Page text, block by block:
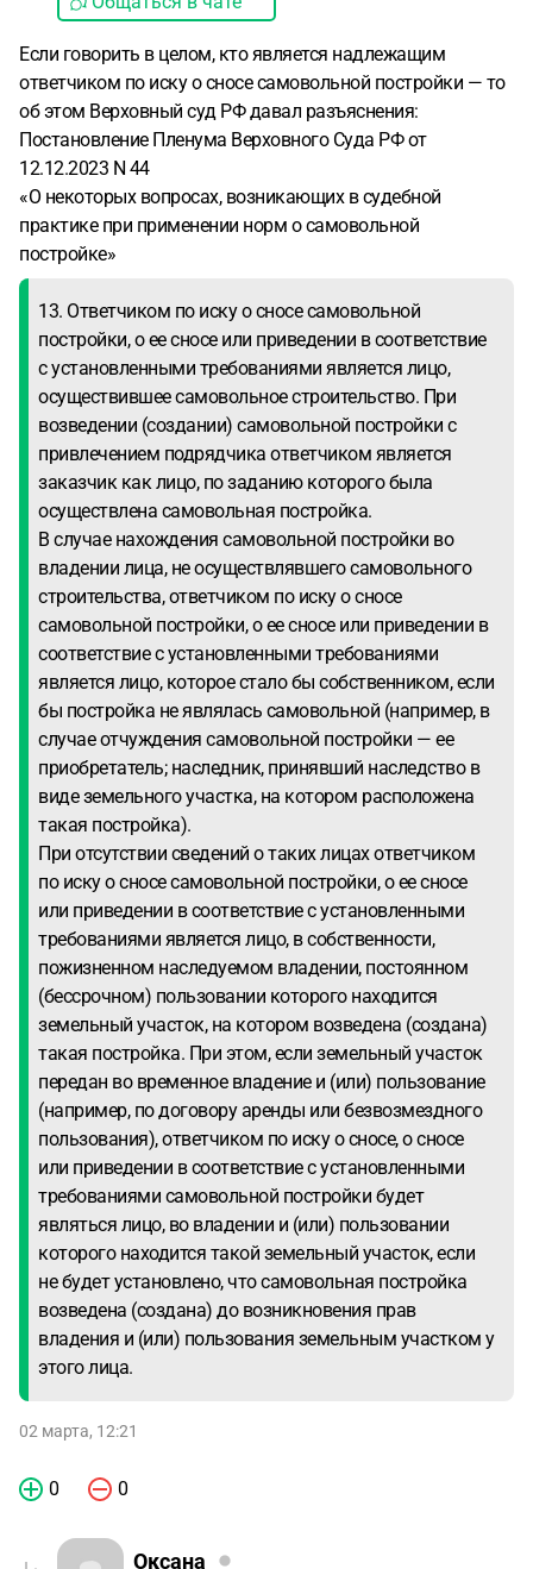
Если говорить в целом, кто является надлежащим
ответчиком по иску о сносе самовольной постройки — то
об этом Верховный суд РФ давал разъяснения:
Постановление Пленума Верховного Суда РФ от
12.12.2023 N 44
«О некоторых вопросах, возникающих в судебной
практике при применении норм о самовольной
постройке»
13. Ответчиком по иску о сносе самовольной
постройки, о ее сносе или приведении в соответствие
с установленными требованиями является лицо,
осуществившее самовольное строительство. При
возведении (создании) самовольной постройки с
привлечением подрядчика ответчиком является
заказчик как лицо, по заданию которого была
осуществлена самовольная постройка.
В случае нахождения самовольной постройки во
владении лица, не осуществлявшего самовольного
строительства, ответчиком по иску о сносе
самовольной постройки, о ее сносе или приведении в
соответствие с установленными требованиями
является лицо, которое стало бы собственником, если
бы постройка не являлась самовольной (например, в
случае отчуждения самовольной постройки — ее
приобретатель; наследник, принявший наследство в
виде земельного участка, на котором расположена
такая постройка).
При отсутствии сведений о таких лицах ответчиком
по иску о сносе самовольной постройки, о ее сносе
или приведении в соответствие с установленными
требованиями является лицо, в собственности,
пожизненном наследуемом владении, постоянном
(бессрочном) пользовании которого находится
земельный участок, на котором возведена (создана)
такая постройка. При этом, если земельный участок
передан во временное владение и (или) пользование
(например, по договору аренды или безвозмездного
пользования), ответчиком по иску о сносе, о сносе
или приведении в соответствие с установленными
требованиями самовольной постройки будет
являться лицо, во владении и (или) пользовании
которого находится такой земельный участок, если
не будет установлено, что самовольная постройка
возведена (создана) до возникновения прав
владения и (или) пользования земельным участком у
этого лица.
02 марта, 12:21
0 0
Оксана